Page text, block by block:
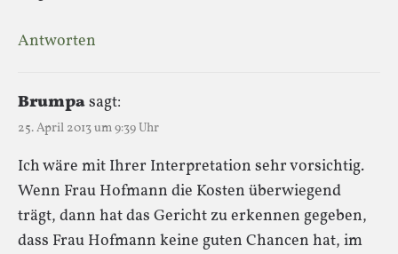
Antworten
Brumpasagt:
25. April 2013 um 9:39 Uhr
Ich wäre mit Ihrer Interpretation sehr vorsichtig.
Wenn Frau Hofmann die Kosten überwiegend
trägt, dann hat das Gericht zu erkennen gegeben,
dass Frau Hofmann keine guten Chancen hat, im